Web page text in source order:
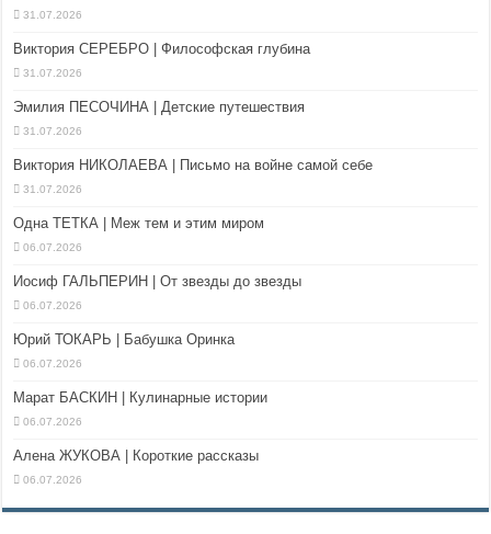
31.07.2026
Виктория СЕРЕБРО | Философская глубина
31.07.2026
Эмилия ПЕСОЧИНА | Детские путешествия
31.07.2026
Виктория НИКОЛАЕВА | Письмо на войне самой себе
31.07.2026
Одна ТЕТКА | Меж тем и этим миром
06.07.2026
Иосиф ГАЛЬПЕРИН | От звезды до звезды
06.07.2026
Юрий ТОКАРЬ | Бабушка Оринка
06.07.2026
Марат БАСКИН | Кулинарные истории
06.07.2026
Алена ЖУКОВА | Короткие рассказы
06.07.2026